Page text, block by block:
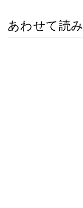
あわせて読